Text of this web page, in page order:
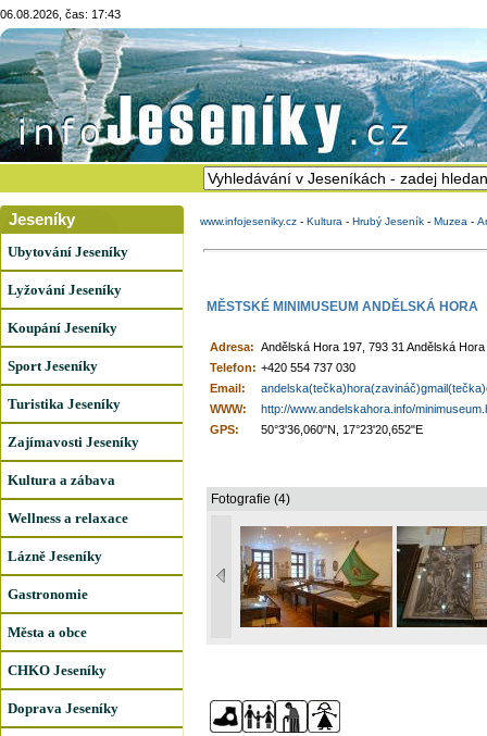
06.08.2026, čas: 17:43
Jeseníky
Ubytování Jeseníky
Lyžování Jeseníky
Koupání Jeseníky
Sport Jeseníky
Turistika Jeseníky
Zajímavosti Jeseníky
Kultura a zábava
Wellness a relaxace
Lázně Jeseníky
Gastronomie
Města a obce
CHKO Jeseníky
Doprava Jeseníky
www.infojeseniky.cz - Kultura - Hrubý Jeseník - Muzea -
MĚSTSKÉ MINIMUSEUM ANDĚLSKÁ HORA
Adresa: Andělská Hora 197, 793 31 Andělská Hora
Telefon: +420 554 737 030
Email:
WWW:
http://www.andelskahora.info/
GPS:
50°3'36,060"N, 17°23'20,652"E
Fotografie (4)